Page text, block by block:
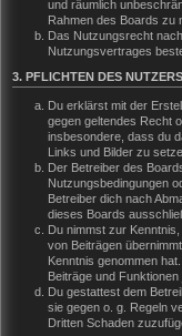
und räumlich
Rahmen des Boards zu
Das Nutzungsrecht
Nutzungsvertrages
3. PFLICHTEN DES NUTZERS
Du erklärst mit der
gegen geltendes Recht
insbesondere, dass du
Links und Bilder zu
Der Betreiber des
Nutzungsbedingungen
Betreiber dich nach
dieses Boards
Du nimmst zur
von Beiträgen
Kenntnis genommen
Beiträge und
Du gestattest dem
sie gegen o. g. Regeln
Dritten Schaden